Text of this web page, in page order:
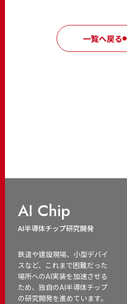
一覧へ戻る
AI Chip
AI半導体チップ研究開発
鉄道や建設現場、小型デバイ
スなど、これまで困難だった
場所へのAI実装を加速させる
ため、独自のAI半導体チップ
の研究開発を進めています。